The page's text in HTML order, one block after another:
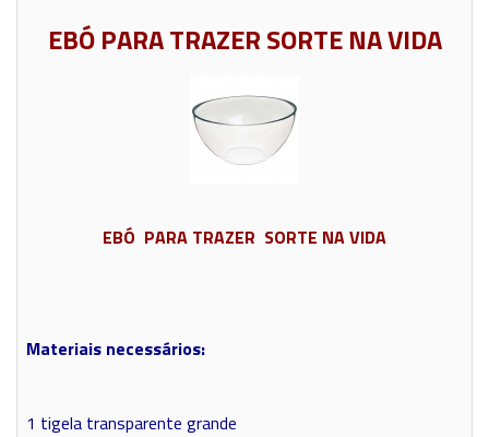
EBÓ PARA TRAZER SORTE NA VIDA
EBÓ PARA TRAZER SORTE NA VIDA
Materiais necessários:
1 tigela transparente grande